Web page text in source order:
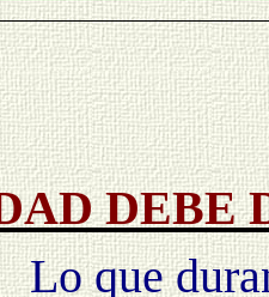
DEBE
Lo que